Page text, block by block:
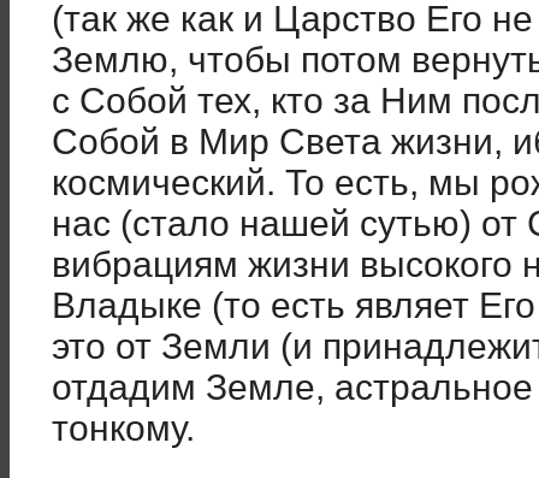
(так же как и Царство Его
Землю, чтобы потом
с Собой тех, кто за Ним
Собой в Мир Света жизни,
космический. То есть, мы
нас (стало нашей сутью) от
вибрациям жизни высокого
Владыке (то есть являет
это от Земли (и
отдадим Земле, астральное
тонкому.